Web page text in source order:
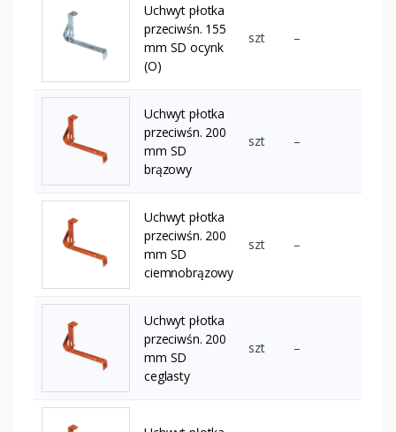
Uchwyt płotka
przeciwśn. 155
mm SD ocynk
(O)
szt –
Uchwyt płotka
przeciwśn. 200
mm SD
brązowy
szt –
Uchwyt płotka
przeciwśn. 200
mm SD
ciemnobrązowy
szt –
Uchwyt płotka
przeciwśn. 200
mm SD
ceglasty
szt –